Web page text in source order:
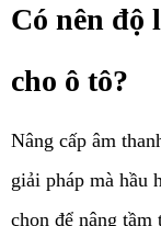
Có nên độ
cho ô tô?
Nâng cấp âm
giải pháp mà hầu
chọn để nâng